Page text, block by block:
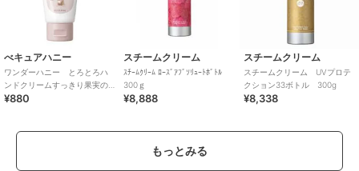
べキュアハニー
ワンダーハニー とろとろハ
ンドクリームすっきり果実の
ブラックティー
¥880
スチームクリーム
ｽﾁｰﾑｸﾘｰﾑ ﾛｰｽﾞｱﾌﾞｿﾘｭｰﾄﾎﾞﾄﾙ
300ｇ
¥8,888
スチームクリーム
スチームクリーム UVプロテ
クション33ボトル 300g
¥8,338
もっとみる